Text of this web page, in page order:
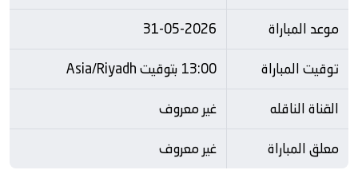
موعد المباراة
31-05-2026
توقيت المباراة
13:00 بتوقيت Asia/Riyadh
القناة الناقله
غير معروف
معلق المباراة
غير معروف